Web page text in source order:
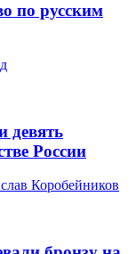
по русским
девять
России
Коробейников